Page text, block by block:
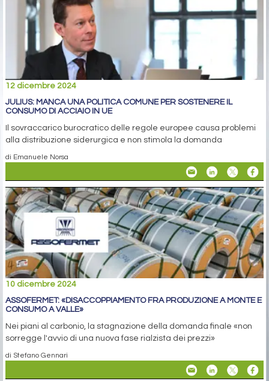
12 dicembre 2024
JULIUS: MANCA UNA POLITICA COMUNE PER SOSTENERE IL
CONSUMO DI ACCIAIO IN UE
Il sovraccarico burocratico delle regole europee causa problemi
alla distribuzione siderurgica e non stimola la domanda
di Emanuele Norsa
10 dicembre 2024
ASSOFERMET: «DISACCOPPIAMENTO FRA PRODUZIONE A MONTE E
CONSUMO A VALLE»
Nei piani al carbonio, la stagnazione della domanda finale «non
sorregge l'avvio di una nuova fase rialzista dei prezzi»
di Stefano Gennari